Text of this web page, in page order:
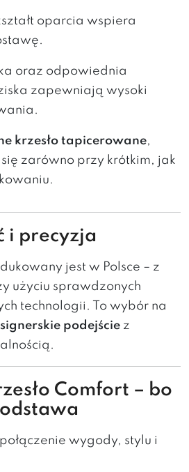
oparcia wspiera
oraz odpowiednia
zapewniają wysoki
krzesło tapicerowane,
zarówno przy krótkim, jak
i precyzja
jest w Polsce – z
użyciu sprawdzonych
technologii. To wybór na
podejście z
Comfort – bo
wygody, stylu i